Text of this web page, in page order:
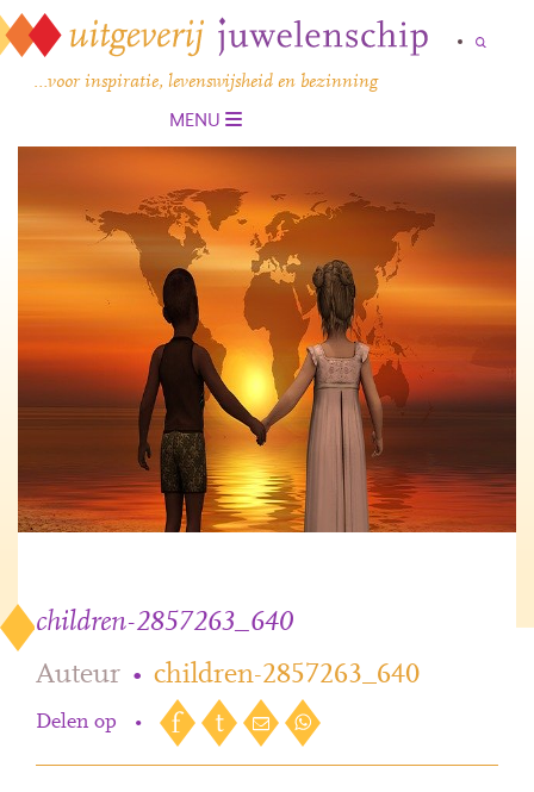
…voor inspiratie, levenswijsheid en bezinning
MENU
children-2857263_640
Auteur • children-2857263_640
Delen op •